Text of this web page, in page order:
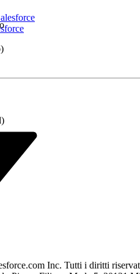
Inc. Tutti i diritti